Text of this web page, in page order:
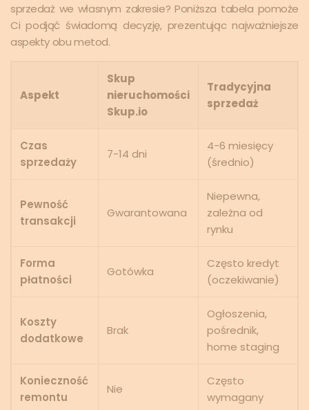
sprzedaż we własnym zakresie? Poniższa tabela pomoże
Ci podjąć świadomą decyzję, prezentując najważniejsze
aspekty obu metod.
Aspekt
Skup
nieruchomości
Skup.io
Tradycyjna
sprzedaż
Czas
sprzedaży
7-14 dni
4-6 miesięcy
(średnio)
Pewność
transakcji
Gwarantowana
Niepewna,
zależna od
rynku
Forma
płatności
Gotówka
Często kredyt
(oczekiwanie)
Koszty
dodatkowe
Brak
Ogłoszenia,
pośrednik,
home staging
Konieczność
remontu
Nie
Często
wymagany